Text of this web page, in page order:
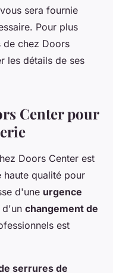
sera fournie
Pour plus
de chez Doors
les détails de ses
Center pour
Doors Center est
haute qualité pour
d'une urgence
d'un changement de
est
serrures de